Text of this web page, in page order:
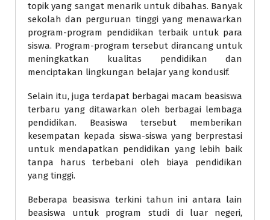
topik yang sangat menarik untuk dibahas. Banyak
sekolah dan perguruan tinggi yang menawarkan
program-program pendidikan terbaik untuk para
siswa. Program-program tersebut dirancang untuk
meningkatkan kualitas pendidikan dan
menciptakan lingkungan belajar yang kondusif.
Selain itu, juga terdapat berbagai macam beasiswa
terbaru yang ditawarkan oleh berbagai lembaga
pendidikan. Beasiswa tersebut memberikan
kesempatan kepada siswa-siswa yang berprestasi
untuk mendapatkan pendidikan yang lebih baik
tanpa harus terbebani oleh biaya pendidikan
yang tinggi.
Beberapa beasiswa terkini tahun ini antara lain
beasiswa untuk program studi di luar negeri,